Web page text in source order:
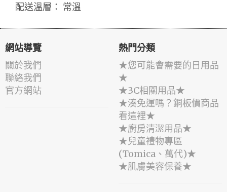
配送溫層： 常溫
網站導覽
關於我們
聯絡我們
官方網站
熱門分類
★您可能會需要的日用品
★
★3C相關用品★
★湊免運嗎？銅板價商品
看這裡★
★廚房清潔用品★
★兒童禮物專區
(Tomica、萬代)★
★肌膚美容保養★